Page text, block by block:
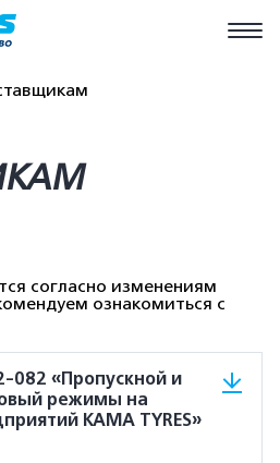
согласно изменениям
ознакомиться с
082 «Пропускной и
режимы на
KAMA TYRES»